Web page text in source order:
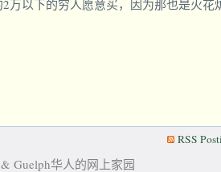
以下的穷人愿意买，因为那也是火花
RSS
Guelph华人的网上家园